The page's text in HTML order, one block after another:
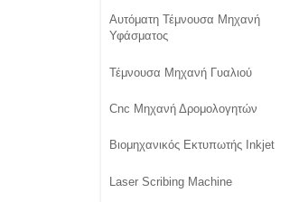
Αυτόματη Τέμνουσα Μηχανή
Υφάσματος
Τέμνουσα Μηχανή Γυαλιού
Cnc Μηχανή Δρομολογητών
Βιομηχανικός Εκτυπωτής Inkjet
Laser Scribing Machine